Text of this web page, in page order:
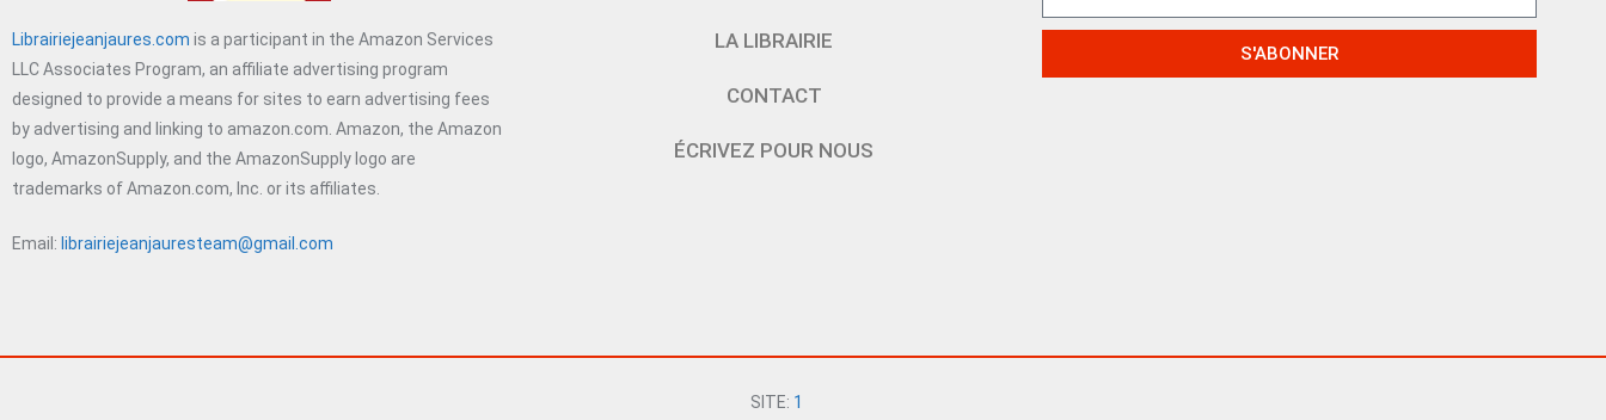
Librairiejeanjaures.com is a participant in the Amazon Services
LLC Associates Program, an affiliate advertising program
designed to provide a means for sites to earn advertising fees
by advertising and linking to amazon.com. Amazon, the Amazon
logo, AmazonSupply, and the AmazonSupply logo are
trademarks of Amazon.com, Inc. or its affiliates.
Email: librairiejeanjauresteam@gmail.com
LA LIBRAIRIE
CONTACT
ÉCRIVEZ POUR NOUS
S'ABONNER
SITE: 1